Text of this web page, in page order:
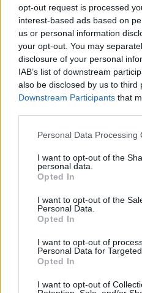
opt-out request is processed
interest-based ads based on
us or personal information
your opt-out. You may
disclosure of your personal
IAB’s list of downstream
also be disclosed by us to third
Downstream Participants that
Please note that this website/
not limited to your visit or
grant or deny consent to
use your data for below
consent section.
Personal Data Processing
I want to opt-out of the
personal data.
Opted In
I want to opt-out of the
Personal Data.
Opted In
I want to opt-out of
Personal Data for
Opted In
I want to opt-out of
Aggius conquista
amate dell’estate
NECROLOGIE
Mario Malu
Paolo Pinna